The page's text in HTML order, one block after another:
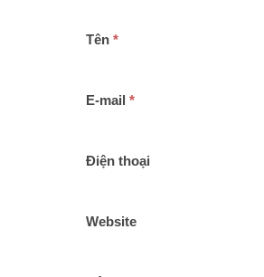
Tên *
E-mail *
Điện thoại
Website